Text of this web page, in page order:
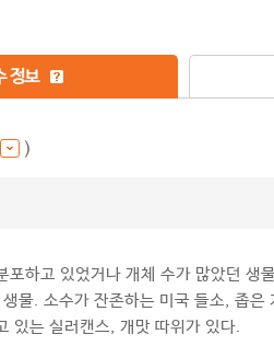
정보
)
포하고 있었거나 개체 수가 많았던 생
물. 소수가 잔존하는 미국 들소, 좁
있는 실러캔스, 개맛 따위가 있다.